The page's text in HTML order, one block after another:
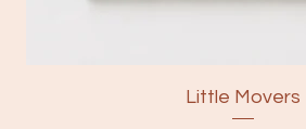
Little Movers